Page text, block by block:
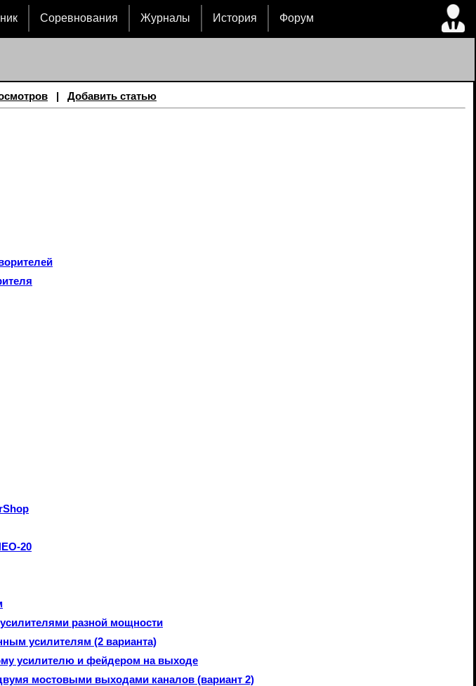
Соревнования Журналы История Форум
| Добавить статью
20
разной мощности
усилителям (2 варианта)
усилителю и фейдером на выходе
мостовыми выходами каналов (вариант 2)